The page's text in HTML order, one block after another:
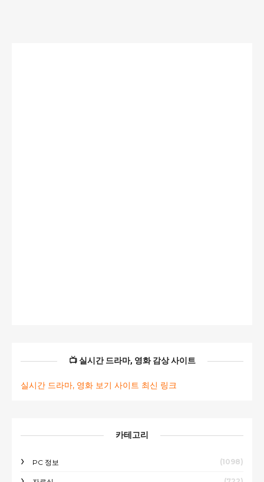
📺 실시간 드라마, 영화 감상 사이트
실시간 드라마, 영화 보기 사이트 최신 링크
카테고리
PC 정보 (1098)